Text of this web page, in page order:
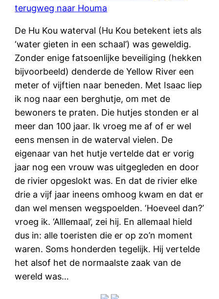
terugweg naar Houma
De Hu Kou waterval (Hu Kou betekent iets als
‘water gieten in een schaal’) was geweldig.
Zonder enige fatsoenlijke beveiliging (hekken
bijvoorbeeld) denderde de Yellow River een
meter of vijftien naar beneden. Met Isaac liep
ik nog naar een berghutje, om met de
bewoners te praten. Die hutjes stonden er al
meer dan 100 jaar. Ik vroeg me af of er wel
eens mensen in de waterval vielen. De
eigenaar van het hutje vertelde dat er vorig
jaar nog een vrouw was uitgegleden en door
de rivier opgeslokt was. En dat de rivier elke
drie a vijf jaar ineens omhoog kwam en dat er
dan wel mensen wegspoelden. ‘Hoeveel dan?’
vroeg ik. ‘Alllemaal’, zei hij. En allemaal hield
dus in: alle toeristen die er op zo’n moment
waren. Soms honderden tegelijk. Hij vertelde
het alsof het de normaalste zaak van de
wereld was…